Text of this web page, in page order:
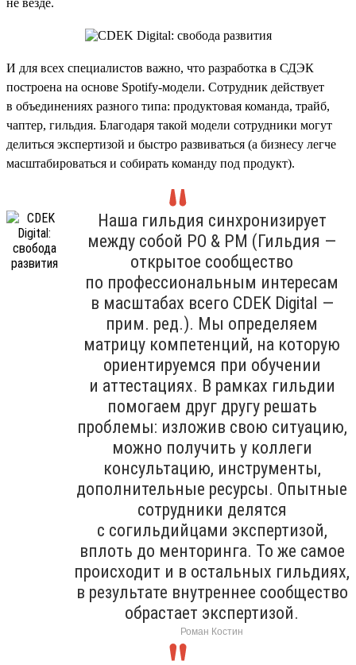
И для всех специалистов важно, что разработка в СДЭК
построена на основе Spotify-модели. Сотрудник действует
в объединениях разного типа: продуктовая команда, трайб,
чаптер, гильдия. Благодаря такой модели сотрудники могут
делиться экспертизой и быстро развиваться (а бизнесу легче
масштабироваться и собирать команду под продукт).
Наша гильдия синхронизирует
между собой PO & PM (Гильдия —
открытое сообщество
по профессиональным интересам
в масштабах всего CDEK Digital —
прим. ред.). Мы определяем
матрицу компетенций, на которую
ориентируемся при обучении
и аттестациях. В рамках гильдии
помогаем друг другу решать
проблемы: изложив свою ситуацию,
можно получить у коллеги
консультацию, инструменты,
дополнительные ресурсы. Опытные
сотрудники делятся
с согильдийцами экспертизой,
вплоть до менторинга. То же самое
происходит и в остальных гильдиях,
в результате внутреннее сообщество
обрастает экспертизой.
Роман Костин